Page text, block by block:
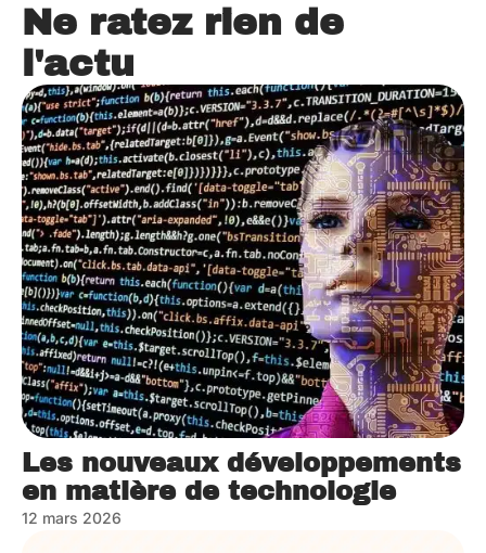
Ne ratez rien de
l'actu
Les nouveaux développements
en matière de technologie
12 mars 2026